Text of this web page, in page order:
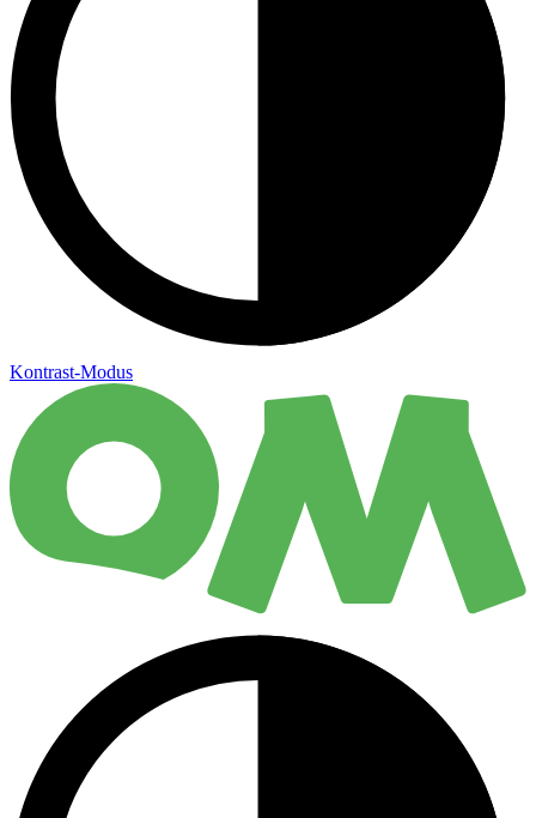
Kontrast-Modus